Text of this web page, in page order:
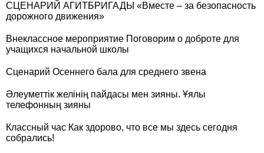
СЦЕНАРИЙ АГИТБРИГАДЫ «Вместе – за безопасность
дорожного движения»
Внеклассное мероприятие Поговорим о доброте для
учащихся начальной школы
Сценарий Осеннего бала для среднего звена
Әлеуметтік желінің пайдасы мен зияны. Ұялы
телефонның зияны
Классный час Как здорово, что все мы здесь сегодня
собрались!